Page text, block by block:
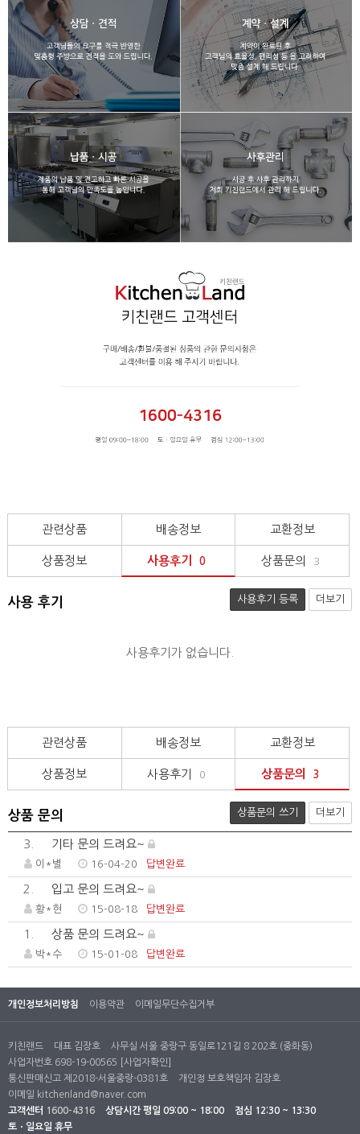
관련상품 배송정보 교환정보
상품정보 사용후기 0 상품문의 3
사용 후기 사용후기 등록 더보기
사용후기가 없습니다.
관련상품 배송정보 교환정보
상품정보 사용후기 0 상품문의 3
상품 문의 상품문의 쓰기 더보기
3. 기타 문의 드려요~
이*별 16-04-20 답변완료
2. 입고 문의 드려요~
황*현 15-08-18 답변완료
1. 상품 문의 드려요~
박*수 15-01-08 답변완료
개인정보처리방침 이용약관 이메일무단수집거부
키친랜드 대표 김장호
사무실 서울 중랑구 동일로121길 8 202호 (중화동)
사업자번호 698-19-00565
[사업자확인]
통신판매신고 제2018-서울중랑-0381호
개인정 보호책임자 김장호
이메일 kitchenland@naver.com
고객센터 1600-4316 상담시간 평일 09:00 ~ 18:00
점심 12:30 ~ 13:30
토ㆍ일요일 휴무